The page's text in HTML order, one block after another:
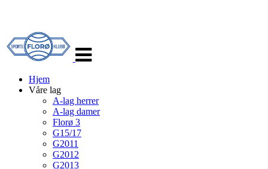
navigasjon
Hjem
Våre lag
A-lag herrer
A-lag damer
Florø 3
G15/17
G2011
G2012
G2013